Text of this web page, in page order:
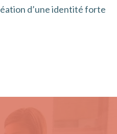
d’une identité forte